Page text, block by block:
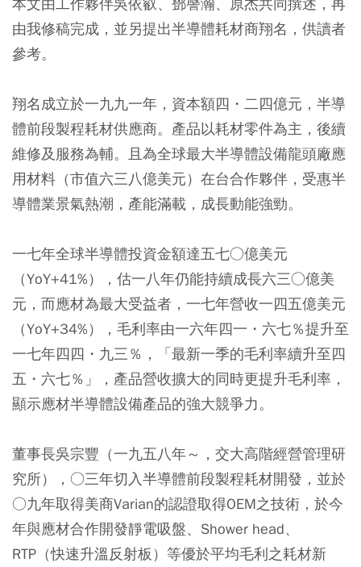
由我修稿完成，並另提出半導體耗材商翔名，供讀者
參考。
翔名成立於一九九一年，資本額四・二四億元，半導
體前段製程耗材供應商。產品以耗材零件為主，後續
維修及服務為輔。且為全球最大半導體設備龍頭廠應
用材料（市值六三八億美元）在台合作夥伴，受惠半
導體業景氣熱潮，產能滿載，成長動能強勁。
一七年全球半導體投資金額達五七○億美元
（YoY+41%），估一八年仍能持續成長六三○億美
元，而應材為最大受益者，一七年營收一四五億美元
（YoY+34%），毛利率由一六年四一・六七％提升至
一七年四四・九三％，「最新一季的毛利率續升至四
五・六七％」，產品營收擴大的同時更提升毛利率，
顯示應材半導體設備產品的強大競爭力。
董事長吳宗豐（一九五八年～，交大高階經營管理研
究所），○三年切入半導體前段製程耗材開發，並於
○九年取得美商Varian的認證取得OEM之技術，於今
年與應材合作開發靜電吸盤、Shower head、
RTP（快速升溫反射板）等優於平均毛利之耗材新